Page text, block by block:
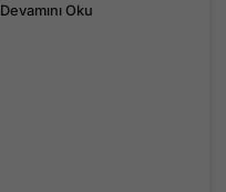
Devamını Oku